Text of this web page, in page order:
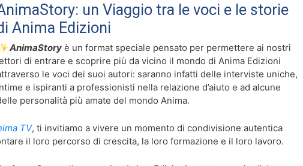
un Viaggio tra le voci e le storie
Anima Edizioni
AnimaStory è un format speciale pensato per permettere ai nostri
di entrare e scoprire più da vicino il mondo di Anima Edizioni
le voci dei suoi autori: saranno infatti delle interviste uniche,
e ispiranti a professionisti nella relazione d’aiuto e ad alcune
personalità più amate del mondo Anima.
TV, ti invitiamo a vivere un momento di condivisione autentica
il loro percorso di crescita, la loro formazione e il loro lavoro.